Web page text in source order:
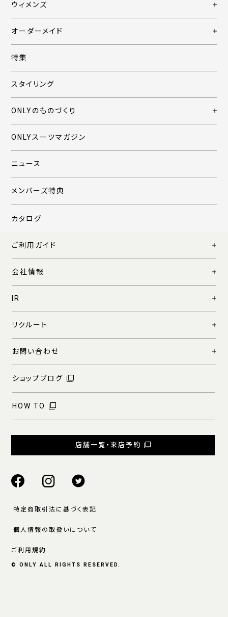
ウィメンズ
オーダーメイド
特集
スタイリング
ONLYのものづくり
ONLYスーツマガジン
ニュース
メンバーズ特典
カタログ
ご利用ガイド
会社情報
IR
リクルート
お問い合わせ
ショップブログ
HOW TO
店舗一覧・来店予約
特定商取引法に基づく表記
個人情報の取扱いについて
ご利用規約
© ONLY ALL RIGHTS RESERVED.